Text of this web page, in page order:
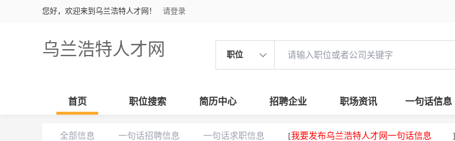
您好，欢迎来到乌兰浩特人才网！ 请登录
乌兰浩特人才网 职位
首页 职位搜索 简历中心 招聘企业 职场资讯 一句话信息
全部信息 一句话招聘信息 一句话求职信息 [我要发布乌兰浩特人才网一句话信息 ]